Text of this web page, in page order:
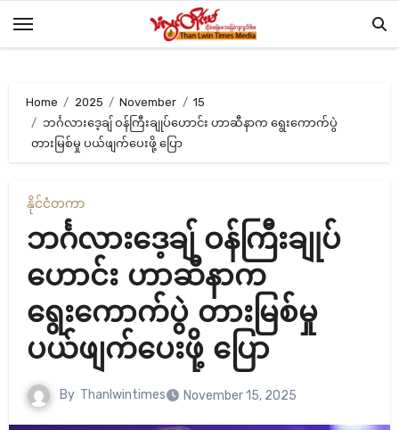
Home 2025 November
15
ဘင်္ဂလားဒေ့ချ် ဝန်ကြီးချုပ်ဟောင်း ဟာဆီနာက ရွေးကောက်ပွဲ
တားမြစ်မှု ပယ်ဖျက်ပေးဖို့ ပြော
နိုင်ငံတကာ
ဘင်္ဂလားဒေ့ချ် ဝန်ကြီးချုပ်
ဟောင်း ဟာဆီနာက
ရွေးကောက်ပွဲ တားမြစ်မှု
ပယ်ဖျက်ပေးဖို့ ပြော
By Thanlwintimes November 15, 2025